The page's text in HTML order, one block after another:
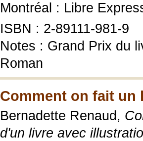
Montréal : Libre
ISBN : 2-89111-981-9
Notes : Grand Prix du
Roman
Comment on fait un
Bernadette Renaud,
d'un livre avec